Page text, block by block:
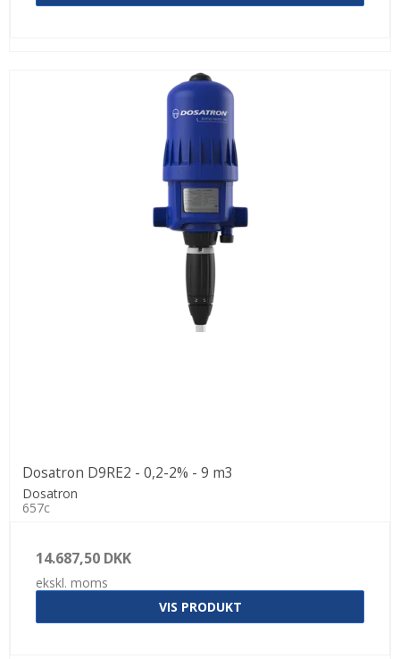
Dosatron D9RE2 - 0,2-2% - 9 m3
Dosatron
657c
14.687,50 DKK
ekskl. moms
VIS PRODUKT